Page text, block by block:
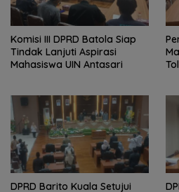
Komisi III DPRD Batola Siap
Tindak Lanjuti Aspirasi
Mahasiswa UIN Antasari
DPRD Barito Kuala Setujui